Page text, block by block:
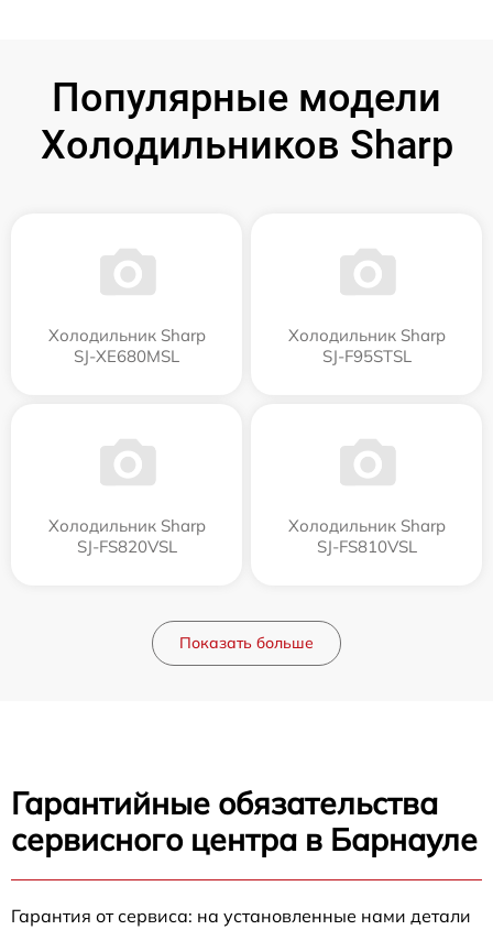
Популярные модели
Холодильников Sharp
Холодильник Sharp
SJ-XE680MSL
Холодильник Sharp
SJ-F95STSL
Холодильник Sharp
SJ-FS820VSL
Холодильник Sharp
SJ-FS810VSL
Показать больше
Гарантийные обязательства
сервисного центра в Барнауле
Гарантия от сервиса: на установленные нами детали